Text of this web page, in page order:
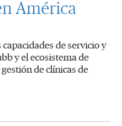
América
de servicio y
y el ecosistema de
de clínicas de